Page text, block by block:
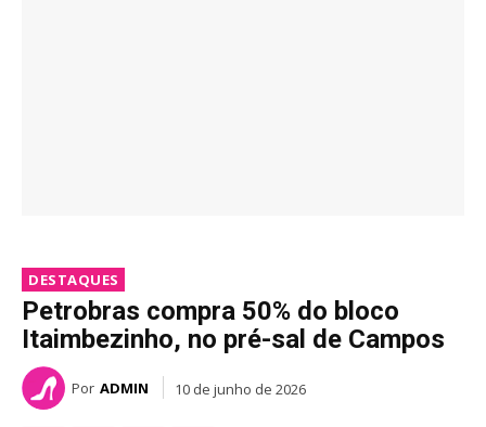
DESTAQUES
Petrobras compra 50% do bloco
Itaimbezinho, no pré-sal de Campos
Por ADMIN 10 de junho de 2026